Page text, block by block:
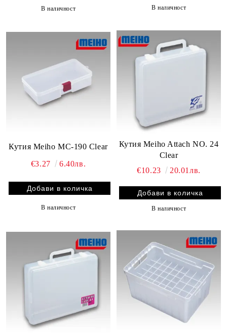
В наличност В наличност
Кутия Meiho MC-190 Clear
€3.27 6.40лв.
В наличност
Кутия Meiho Attach NO. 24
Clear
€10.23
20.01лв.
В наличност